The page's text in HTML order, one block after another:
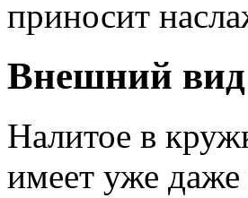
приносит
Внешний вид
Налитое в
имеет уже